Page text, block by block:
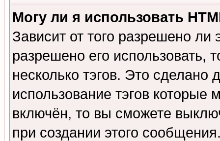
Могу ли я использовать
Зависит от того разрешено
разрешено его использовать,
несколько тэгов. Это сделано
использование тэгов
включён, то вы сможете
при создании этого